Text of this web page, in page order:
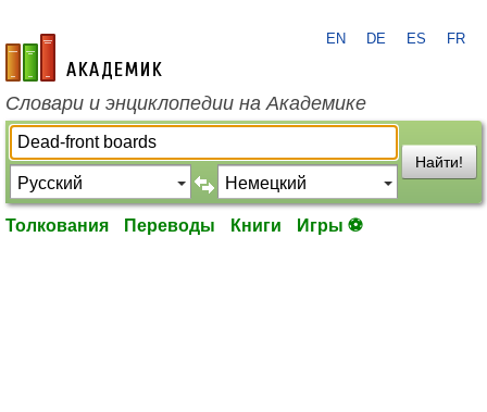
academic.ru
EN DE ES FR
Словари и энциклопедии на Академике
Найти!
Толкования Переводы Книги Игры ⚽